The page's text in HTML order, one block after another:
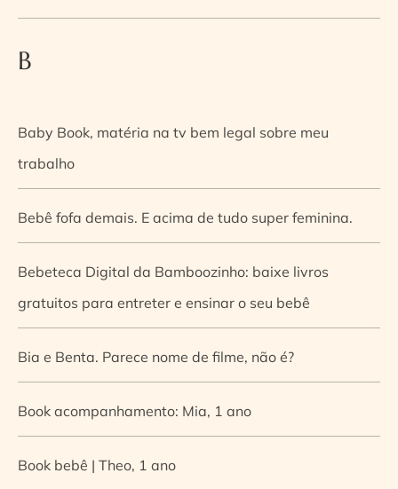
B
Baby Book, matéria na tv bem legal sobre meu
trabalho
Bebê fofa demais. E acima de tudo super feminina.
Bebeteca Digital da Bamboozinho: baixe livros
gratuitos para entreter e ensinar o seu bebê
Bia e Benta. Parece nome de filme, não é?
Book acompanhamento: Mia, 1 ano
Book bebê | Theo, 1 ano